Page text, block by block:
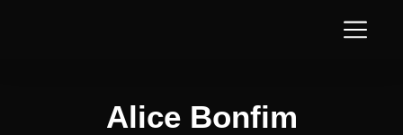
Alice Bonfim